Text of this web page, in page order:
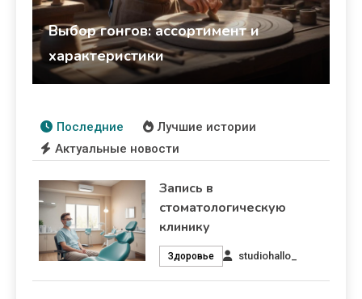
Выбор гонгов: ассортимент и
характеристики
Здоровье studiohallo_ 24 марта 2026
Последние
Лучшие истории
Актуальные новости
Запись в
стоматологическую
клинику
Здоровье studiohallo_